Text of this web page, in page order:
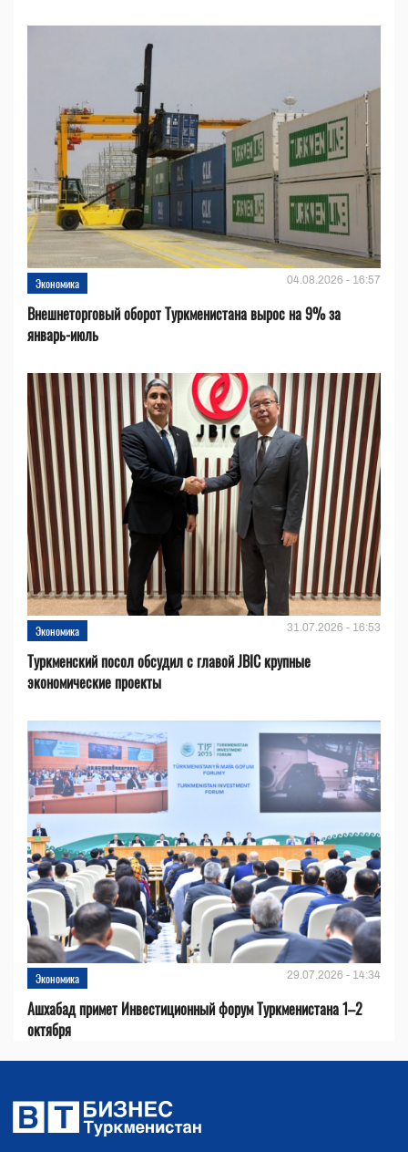
Экономика 04.08.2026 - 16:57
Внешнеторговый оборот Туркменистана вырос на 9% за
январь-июль
Экономика 31.07.2026 - 16:53
Туркменский посол обсудил с главой JBIC крупные
экономические проекты
Экономика 29.07.2026 - 14:34
Ашхабад примет Инвестиционный форум Туркменистана 1–2
октября